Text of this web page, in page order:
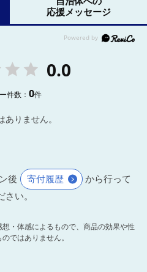
応援メッセージ
0.0
件数：0件
ありません。
後 寄付履歴
から行って
さい。
・体感によるもので、商品の効果や性
ではありません。